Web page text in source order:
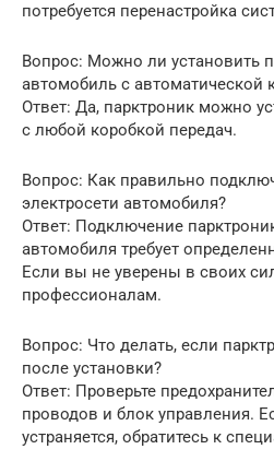
потребуется перенастройка
Вопрос: Можно ли установить
автомобиль с автоматической
Ответ: Да, парктроник можно
с любой коробкой передач.
Вопрос: Как правильно
электросети автомобиля?
Ответ: Подключение
автомобиля требует
Если вы не уверены в своих
профессионалам.
Вопрос: Что делать, если
после установки?
Ответ: Проверьте
проводов и блок управления.
устраняется, обратитесь к